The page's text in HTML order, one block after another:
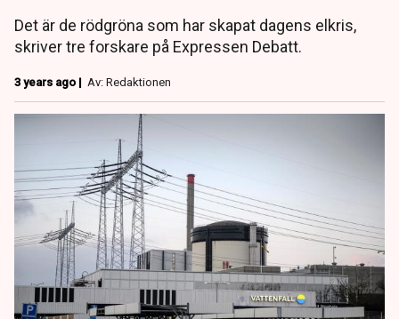
Det är de rödgröna som har skapat dagens elkris,
skriver tre forskare på Expressen Debatt.
3 years ago | Av: Redaktionen